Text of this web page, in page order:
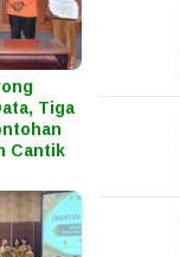
Tiga
Cantik